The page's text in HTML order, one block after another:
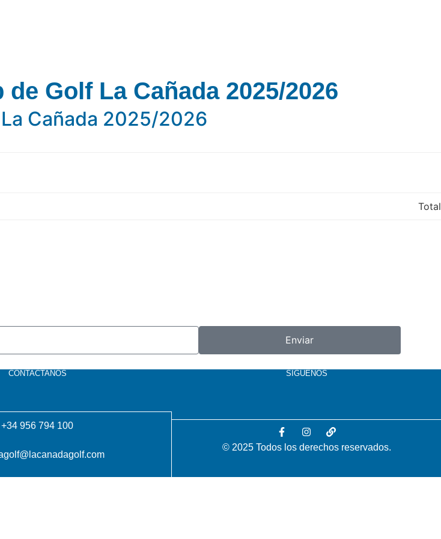
Golf La Cañada 2025/2026
Cañada 2025/2026
Total
Enviar
CONTACTANOS
+34 956 794 100
SÍGUENOS
© 2025 Todos los derechos reservados.